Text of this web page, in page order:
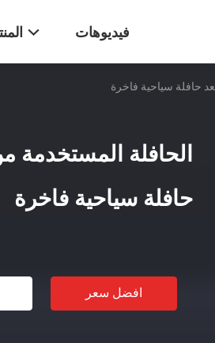
فيديوهات
حافلة سياحية فاخرة
افضل سعر